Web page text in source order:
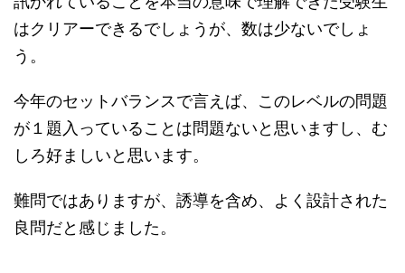
はクリアーできるでしょうが、数は少ないでしょ
う。
今年のセットバランスで言えば、このレベルの問題
が１題入っていることは問題ないと思いますし、む
しろ好ましいと思います。
難問ではありますが、誘導を含め、よく設計された
良問だと感じました。